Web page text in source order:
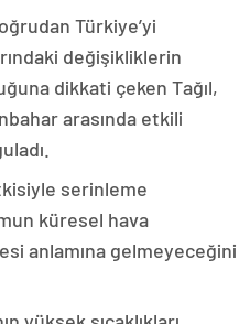
Türkiye’yi
değişikliklerin
dikkati çeken Tağıl,
arasında etkili
serinleme
küresel hava
anlamına gelmeyeceğini